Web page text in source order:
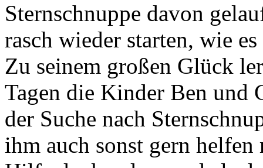
Sternschnuppe davon
rasch wieder starten, wie
Zu seinem großen Glück
Tagen die Kinder Ben und
der Suche nach
ihm auch sonst gern